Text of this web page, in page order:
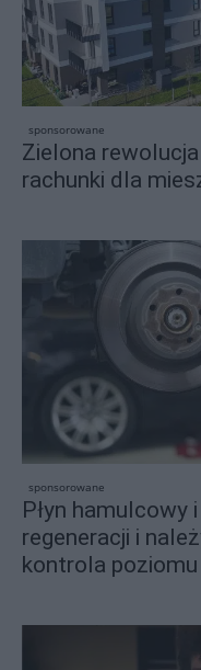
sponsorowane
Zielona
rachunki dla
sponsorowane
Płyn hamulcowy
regeneracji i
kontrola